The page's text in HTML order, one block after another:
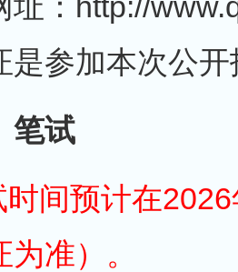
是参加本次公
试
预计在2026
为准）。